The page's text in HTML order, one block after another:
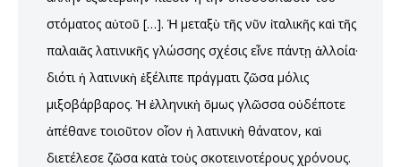
στόματος αὐτοῦ […]. Ἡ μεταξὺ τῆς νῦν ἰταλικῆς καὶ τῆς
παλαιᾶς λατινικῆς γλώσσης σχέσις εἶνε πάντῃ ἀλλοία·
διότι ἡ λατινικὴ ἐξέλιπε πράγματι ζῶσα μόλις
μιξοβάρβαρος. Ἡ ἑλληνικὴ ὅμως γλῶσσα οὐδέποτε
ἀπέθανε τοιοῦτον οἷον ἡ λατινικὴ θάνατον, καὶ
διετέλεσε ζῶσα κατὰ τοὺς σκοτεινοτέρους χρόνους.